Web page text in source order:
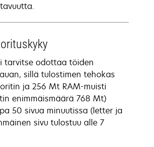
tarvitse odottaa töiden
sillä tulostimen tehokas
ja 256 Mt RAM-muisti
enimmäismäärä 768 Mt)
50 sivua minuutissa (letter ja
sivu tulostuu alle 7